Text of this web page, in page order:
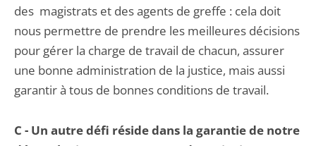
des magistrats et des agents de greffe : cela doit
nous permettre de prendre les meilleures décisions
pour gérer la charge de travail de chacun, assurer
une bonne administration de la justice, mais aussi
garantir à tous de bonnes conditions de travail.
C - Un autre défi réside dans la garantie de notre